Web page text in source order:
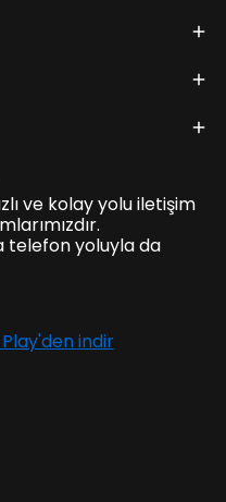
ve kolay yolu iletişim
telefon yoluyla da